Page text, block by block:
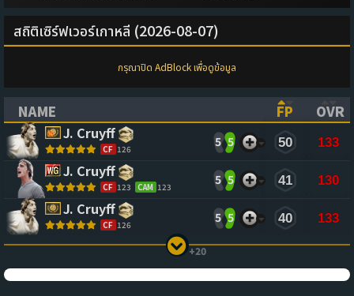
สถิติเซิร์ฟเวอร์เกาหลี (2026-08-07)
กรุณาปิด AdBlock เพื่อดูข้อมูล
NAME
(CLICK TO SORT ASCENDING)
FP
OVR
J. Cruyff
CF 126
5 5 50 133
J. Cruyff
CF 123 CAM 123
5 5 41 130
J. Cruyff
CF 126
5 5 40 133
+20